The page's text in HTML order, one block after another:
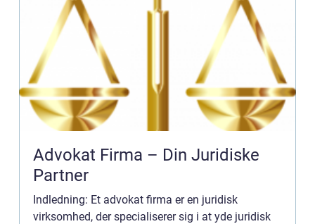
Advokat Firma – Din Juridiske
Partner
Indledning: Et advokat firma er en juridisk
virksomhed, der specialiserer sig i at yde juridisk